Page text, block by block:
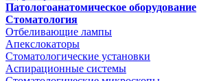
Патологоанатомическое оборудование
Стоматология
Отбеливающие лампы
Апекслокаторы
Стоматологические установки
Аспирационные системы